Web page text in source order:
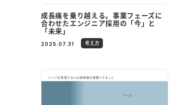
成長痛を乗り越える。事業フェーズに
合わせたエンジニア採用の「今」と
「未来」
2025.07.31 考え方